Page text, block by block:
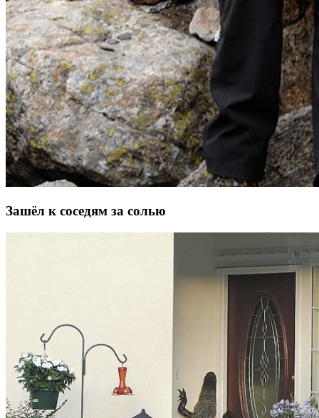
Зашёл к соседям за солью